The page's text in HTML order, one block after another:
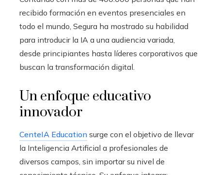
recibido formación en eventos presenciales en
todo el mundo, Segura ha mostrado su habilidad
para introducir la IA a una audiencia variada,
desde principiantes hasta líderes corporativos que
buscan la transformación digital.
Un enfoque educativo
innovador
CenteIA Education surge con el objetivo de llevar
la Inteligencia Artificial a profesionales de
diversos campos, sin importar su nivel de